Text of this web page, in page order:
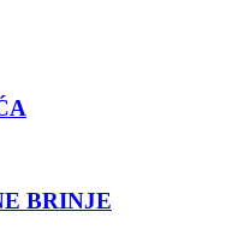
BRINJE